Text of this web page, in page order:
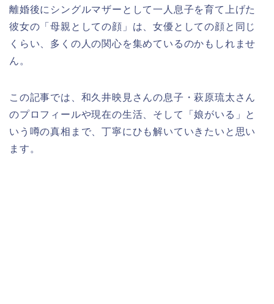
離婚後にシングルマザーとして一人息子を育て上げた
彼女の「母親としての顔」は、女優としての顔と同じ
くらい、多くの人の関心を集めているのかもしれませ
ん。
この記事では、和久井映見さんの息子・萩原琉太さん
のプロフィールや現在の生活、そして「娘がいる」と
いう噂の真相まで、丁寧にひも解いていきたいと思い
ます。